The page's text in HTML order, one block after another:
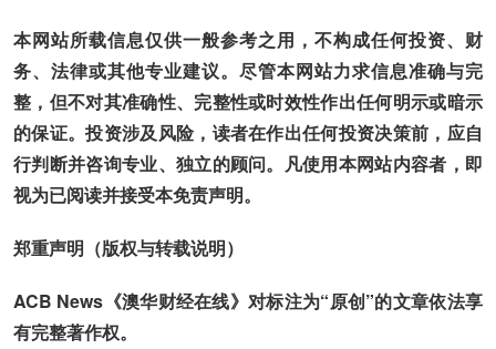
本网站所载信息仅供一般参考之用，不构成任何投资、财
务、法律或其他专业建议。尽管本网站力求信息准确与完
整，但不对其准确性、完整性或时效性作出任何明示或暗示
的保证。投资涉及风险，读者在作出任何投资决策前，应自
行判断并咨询专业、独立的顾问。凡使用本网站内容者，即
视为已阅读并接受本免责声明。
郑重声明（版权与转载说明）
ACB News《澳华财经在线》对标注为“原创”的文章依法享
有完整著作权。